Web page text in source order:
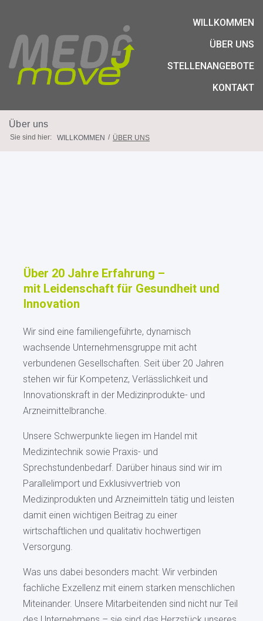
WILLKOMMEN
ÜBER UNS
STELLENANGEBOTE
KONTAKT
Über uns
Sie sind hier: WILLKOMMEN / ÜBER UNS
Über 20 Jahre Erfahrung –
mit Leidenschaft für Gesundheit und
Innovation
Wir sind eine familiengeführte, dynamisch
wachsende Unternehmensgruppe mit acht
verbundenen Gesellschaften. Seit über 20 Jahren
stehen wir für Kompetenz, Verlässlichkeit und
Innovationskraft in der Medizinprodukte- und
Arzneimittelbranche.
Unsere Schwerpunkte liegen im Handel mit
Medizintechnik sowie Praxis- und
Sprechstundenbedarf. Darüber hinaus sind wir im
Parallelimport und Exklusivvertrieb von
Medizinprodukten und Arzneimitteln tätig und leisten
damit einen wichtigen Beitrag zu einer
wirtschaftlichen und qualitativ hochwertigen
Versorgung.
Was uns dabei besonders macht: Wir verbinden
fachliche Exzellenz mit einem starken menschlichen
Miteinander. Unsere Mitarbeitenden sind nicht nur Teil